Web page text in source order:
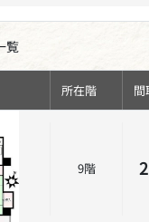
覧
所在階 間
9階